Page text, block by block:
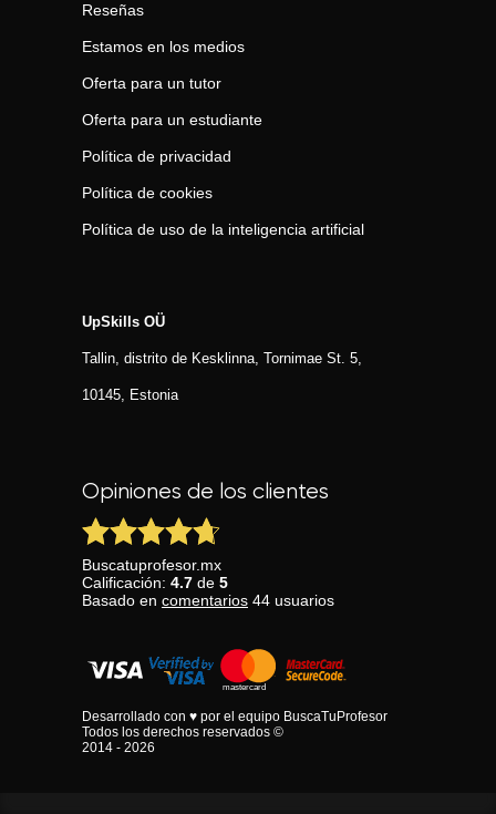
Reseñas
Estamos en los medios
Oferta para un tutor
Oferta para un estudiante
Política de privacidad
Política de cookies
Política de uso de la inteligencia artificial
UpSkills OÜ
Tallin, distrito de Kesklinna, Tornimаe St. 5,
10145, Estonia
Opiniones de los clientes
Buscatuprofesor.mx
Calificación: 4.7 de 5
Basado en comentarios 44 usuarios
Desarrollado con ♥ por el equipo BuscaTuProfesor
Todos los derechos reservados ©
2014 - 2026